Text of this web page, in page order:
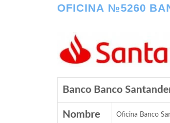
OFICINA №5260
Banco Banco
Nombre Oficina Banco